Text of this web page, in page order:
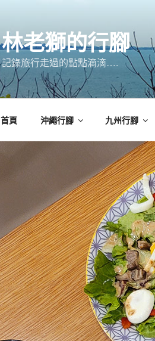
林老獅的行腳
記錄旅行走過的點點滴滴….
首頁 沖繩行腳 九州行腳